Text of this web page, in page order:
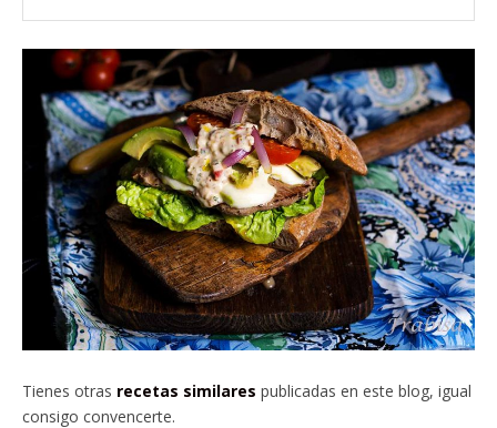
Tienes otras recetas similares publicadas en este blog, igual
consigo convencerte.